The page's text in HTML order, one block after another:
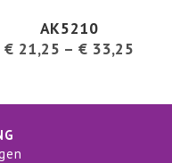
AK5210
€ 21,25 – € 33,25